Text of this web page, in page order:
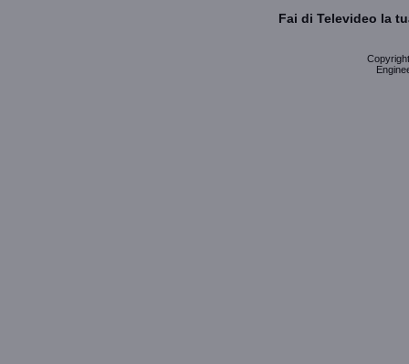
Fai di Televideo la